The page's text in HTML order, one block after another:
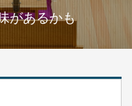
があるかも